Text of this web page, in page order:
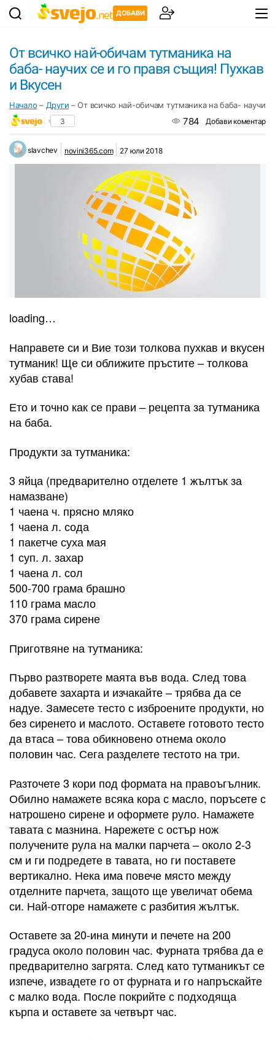
ДОБАВИ
От всичко най-обичам тутманика на
баба- научих се и го правя същия! Пухкав
и Вкусен
Начало – Други –От всичко най-обичам тутманика на баба- научих
3 784 Добави коментар
slavchev novini365.com 27 юли 2018
loading…
Направете си и Вие този толкова пухкав и вкусен
тутманик! Ще си оближите пръстите – толкова
хубав става!
Ето и точно как се прави – рецепта за тутманика
на баба.
Продукти за тутманика:
3 яйца (предварително отделете 1 жълтък за
намазване)
1 чаена ч. прясно мляко
1 чаена л. сода
1 пакетче суха мая
1 суп. л. захар
1 чаена л. сол
500-700 грама брашно
110 грама масло
370 грама сирене
Приготвяне на тутманика:
Първо разтворете маята във вода. След това
добавете захарта и изчакайте – трябва да се
надуе. Замесете тесто с изброените продукти, но
без сиренето и маслото. Оставете готовото тесто
да втаса – това обикновено отнема около
половин час. Сега разделете тестото на три.
Разточете 3 кори под формата на правоъгълник.
Обилно намажете всяка кора с масло, поръсете с
натрошено сирене и оформете руло. Намажете
тавата с мазнина. Нарежете с остър нож
получените рула на малки парчета – около 2-3
см и ги подредете в тавата, но ги поставете
вертикално. Нека има повече място между
отделните парчета, защото ще увеличат обема
си. Най-отгоре намажете с разбития жълтък.
Оставете за 20-ина минути и печете на 200
градуса около половин час. Фурната трябва да е
предварително загрята. След като тутманикът се
изпече, извадете го от фурната и го напръскайте
с малко вода. После покрийте с подходяща
кърпа и оставете за четвърт час.